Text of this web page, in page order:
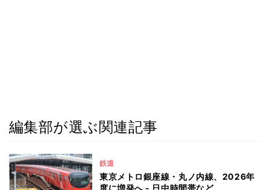
編集部が選ぶ関連記事
鉄道
東京メトロ銀座線・丸ノ内線、2026年
度に増発へ - 日中時間帯など